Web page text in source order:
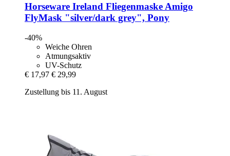
Horseware Ireland Fliegenmaske Amigo
FlyMask "silver/dark grey", Pony
-40%
Weiche Ohren
Atmungsaktiv
UV-Schutz
€ 17,97 € 29,99
Zustellung bis 11. August